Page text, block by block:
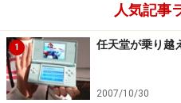
人気記事
1 任天堂が乗り越
2007/10/30